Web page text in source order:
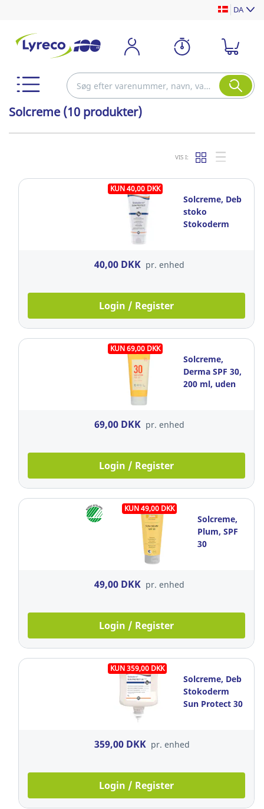
DA
Solcreme (10 produkter)
VIS I:
KUN 40,00 DKK
Solcreme, Deb
stoko
Stokoderm
100 ml, Lugtfri
40,00 DKK pr. enhed
Login / Register
KUN 69,00 DKK
Solcreme,
Derma SPF 30,
200 ml, uden
69,00 DKK pr. enhed
Login / Register
KUN 49,00 DKK
Solcreme,
Plum, SPF
30
49,00 DKK pr. enhed
Login / Register
KUN 359,00 DKK
Solcreme, Deb
Stokoderm
Sun Protect 30
359,00 DKK pr. enhed
Login / Register